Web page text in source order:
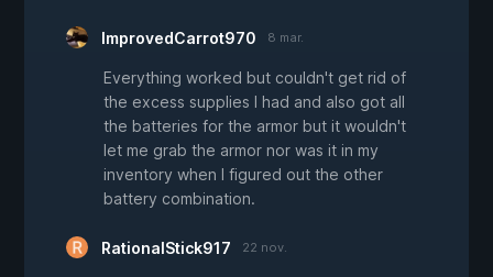
ImprovedCarrot970 8 mar.
Everything worked but couldn't get rid of
the excess supplies I had and also got all
the batteries for the armor but it wouldn't
let me grab the armor nor was it in my
inventory when I figured out the other
battery combination.
RationalStick917 22 nov.